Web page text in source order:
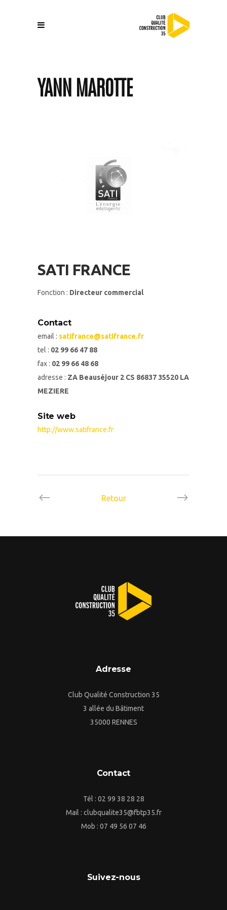
YANN MAROTTE
SATI FRANCE
Fonction : Directeur commercial
Contact
email : satifrance@satifrance.fr
tel : 02 99 66 47 88
fax : 02 99 66 48 68
adresse : ZA Beauséjour 2 CS 86837 35520 LA
MEZIERE
Site web
http://www.satifrance.fr
Retour
Adresse
Club Qualité Construction 35
3 allée du Bâtiment
35000 RENNES
Contact
Tél : 02 99 38 28 28
Mail : clubqualite35@fbtp35.fr
Mob : 07 49 56 07 46
Suivez-nous